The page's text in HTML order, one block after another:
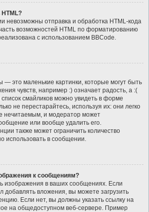
невозможны отправка и обработка HTML-кода
возможностей HTML по форматированию
с использованием BBCode.
— это маленькие картинки, которые могут быть
чувств, например :) означает радость, а :(
смайликов можно увидеть в форме
не перестарайтесь, используя их: они легко
нечитаемым, и модератор может
или вообще удалить его.
также может ограничить количество
использовать в сообщении.
к сообщениям?
изображения в ваших сообщениях. Если
добавлять вложения, вы можете загрузить
Если нет, вы должны указать ссылку на
на общедоступном веб-сервере. Пример